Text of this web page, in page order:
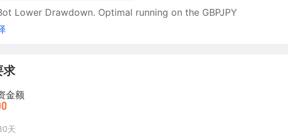
Lower Drawdown. Optimal running on the GBPJPY
求
金额
天